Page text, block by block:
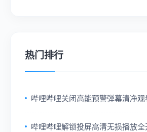
热门排行
哔哩哔哩关闭高能预警弹幕清净
哔哩哔哩解锁投屏高清无损播放